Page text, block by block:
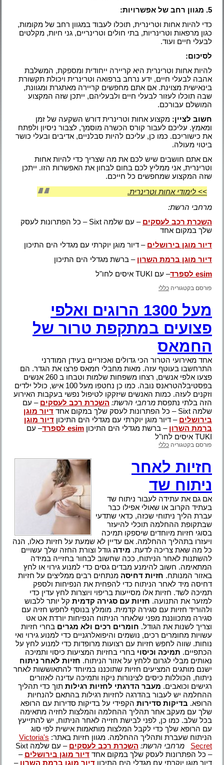
5. מגוון רחב של אפשרויות:
כדי להיות אחות וטרינרית, תוכלו לעבוד במגוון רחב של מקומות,
כגון מרפאות וטרינריות, בתי חולים וטרינריים, גני חיות, מקלטים
לבעלי חיים ועוד.
לסיכום:
להיות אחות וטרינרית היא קריירה ייחודית ומספקת, המשלבת
אהבה לבעלי חיים, ידע נרחב ברפואה וטרינרית ויכולת תקשורת
בינאישית מצוינת. אם אתם מחפשים קריירה מאתגרת ומגוונת,
שבה תוכלו לעזור לבעלי חיים ולבעליהם, ייתכן שזה המקצוע
המושלם עבורכם.
חשוב לציין: מקצוע אחות וטרינרית דורש השקעה של זמן
ומאמץ. עליכם לעבור קורס הכשרה מוסמך, לצבור ניסיון ולפתח
את כישוריכם. כמו כן, עליכם להיות סבלניים, אדיבים ובעלי כושר
ביטוי מעולה.
אם אתם חושבים שיש לכם את מה שצריך כדי להיות אחות
וטרינרית, אני ממליץ לכם בחום לבחון את האפשרות הזו. ייתכן
שזה המקצוע שמחפשים כל חייכם.
>> לימודי אחות וטרינרית.
מרחבי הרשת:
השכרת רכב לעסקים
– עם שלמה Sixt – כל הפתרונות לעסק
שלך במקום אחד
דיור מוגן בירושלים – דיור מוגן יוקרתי עם מגדלי הים התיכון
דיור מוגן ברמת השרון – ברשת מגדלי הים התיכון
esim לספרד
– עם TUKI איסים לחו"ל
פורסם בקטגוריה כללי
מעל 1300 הרוגים ואלפי
פצועים במתקפת טרור של
החמאס
אחד מאירועי הטרור הכי גדולים ואכזריים בעידן המודרני
התרחשבו בעוטף עזה. מאות מחבלי חמאס פרצו את הגדר. הם
פצעו אלפי אנשים, רצחו משפחות שלמות וטבחו ב 260 אנשים
בפסטיבלהטראנס נובה. כמו כן נחטפו מעל 100 איש, כולל ילדים
וזקנים לעזה. כמות האנשים שיזקקו לטיפול נפשי בעקבות האירוע
הזה בלתי נתפסת מרחבי הרשת: השכרת רכב לעסקים – עם
שלמה Sixt – כל הפתרונות לעסק שלך במקום אחד
דיור מוגן
בירושלים – דיור מוגן יוקרתי עם מגדלי הים התיכון דיור מוגן
ברמת השרון – ברשת מגדלי הים התיכון esim לספרד
– עם
TUKI איסים לחו"ל
פורסם בקטגוריה כללי
חזיות לאחר
ניתוח שד
אם גם את עתידה לעבור ניתוח שד
בעתיד הקרוב או שאולי אפילו כבר
עברת הליך ניתוחי שכזה, כדאי שתדעי
שבתקופת ההחלמה תוכלי להיעזר
בסוגי חזיות מיוחדים שיספקו תמיכה
ויעזרו בתהליך ההחלמה. אם עדיין לא שמעת על חזיות כאלו, הנה
כל מה שאת צריכה לדעת. מידה גודל וצורת החזה שלך עשויים
להשתנות לאחר הניתוח, ככה שחשוב לבחור בחזייה במידה
המתאימה. חשוב להימנע מבדים גסים כדי למנוע גירוי או לחץ
באזור המנותח. חזיות דחיסה מנתחים רבים ממליצים על חזיות
דחיסה מיד לאחר הניתוח כדי להפחית את הנפיחות ולספק
תמיכה לשד. חזיות אלו מסייעות בריפוי ויוצרות לחץ עדין כדי
למזער את התנועה. חזיות עם סגירה קדמית קל יותר ללבוש
ולהוריד חזיות עם סגירה קדמית. מומלץ בנוסף לחפש חזיה עם
סגירה מתכווננת מפני שלאחר הניתוח הנפיחות יורדת אט אט
וצריך לשנות את הגודל. חומרים רכים ולא מגרים בחרי חזיות
עשויות מחומרים רכים, נושמים והיפואלרגניים כדי למנוע גירוי ואי
נוחות. שווה לחפש חזיות עם רצועות מרופדות כדי למנוע לחץ על
הכתפיים. תמיכה וכיסוי בחרי בחזיות המציעות כיסוי ותמיכה
נאותים מבלי לגרום ללחץ על אזור הניתוח. חזיות לאחר ניתוח
ישנם מותגים המציעים חזיות שתוכננו במיוחד להתאוששות לאחר
ניתוח, הכוללות כיסים לצינורות ניקוז ותמיכה עדינה לאזורים
רגישים וכואבים. מעבר הדרגתי לחזיות רגילות תוך כדי תהליך
ההחלמה יש לעבור בהדרגה לחזיות רגילות בהתאם להנחיות
הרופא. בדיקות סדירות הקפידי על בדיקות סדירות עם הרופא
שלך עם מעקב אחר תהליך ההחלמה והמלצות לחזיה מתאימה
בכל שלב. כמו כן, לפני לבישת חזייה לאחר הניתוח, יש להתייעץ
עם הרופא שלך כדי לקבל המלצות מותאמות אישית לפי סוג
הניתוח שעברת ותהליך ההחלמה. מגוון חזיות באתר: Victoria's
Secret
מרחבי הרשת: השכרת רכב לעסקים
– עם שלמה Sixt
– כל הפתרונות לעסק שלך במקום אחד דיור מוגן בירושלים –
דיור מוגן יוקרתי עם מגדלי הים התיכון דיור מוגן ברמת השרון –